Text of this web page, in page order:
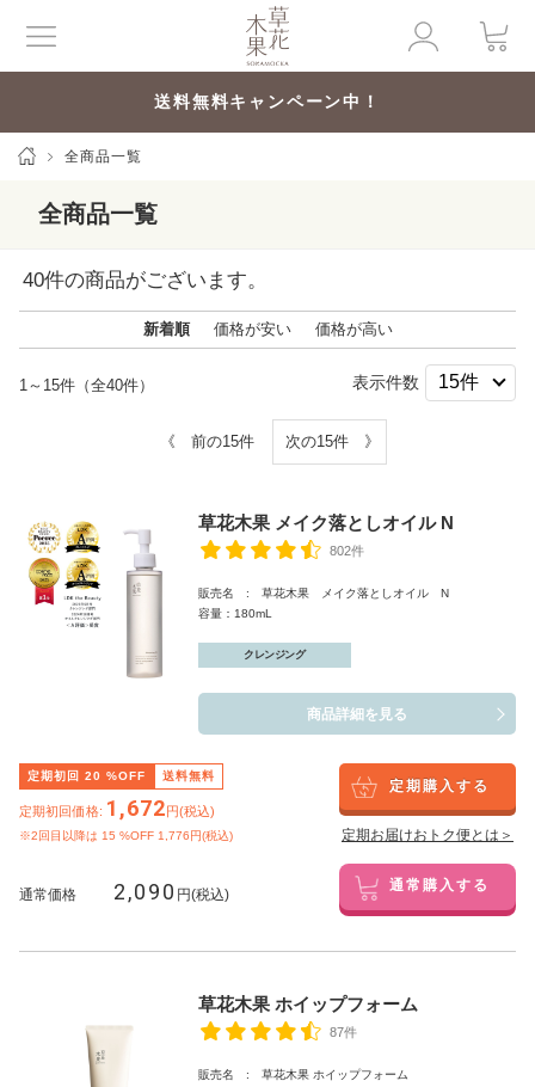
送料無料キャンペーン中！
全商品一覧
全商品一覧
40件の商品がございます。
新着順 価格が安い 価格が高い
1～15件（全40件） 表示件数
《 前の15件 次の15件 》
草花木果 メイク落としオイル N
802件
販売名 : 草花木果 メイク落としオイル N
容量：180mL
クレンジング
商品詳細を見る
定期初回 20 %OFF 送料無料
定期初回価格: 1,672円(税込)
※2回目以降は 15 %OFF 1,776円(税込)
定期購入する
定期お届けおトク便とは＞
通常価格 2,090 円(税込) 通常購入する
草花木果 ホイップフォーム
87件
販売名 : 草花木果 ホイップフォーム